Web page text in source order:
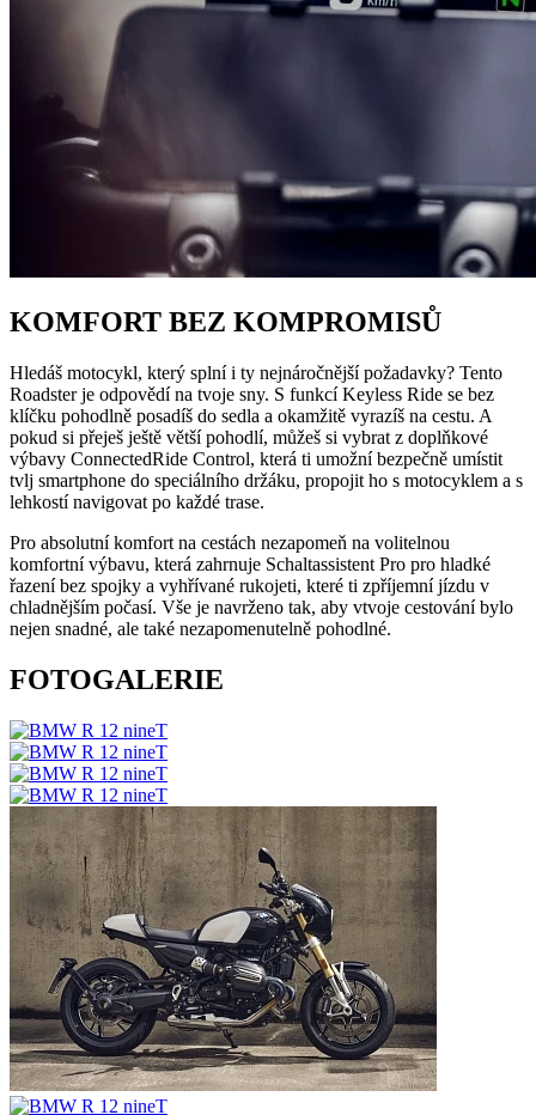
KOMFORT BEZ KOMPROMISŮ
Hledáš motocykl, který splní i ty nejnáročnější požadavky? Tento
Roadster je odpovědí na tvoje sny. S funkcí Keyless Ride se bez
klíčku pohodlně posadíš do sedla a okamžitě vyrazíš na cestu. A
pokud si přeješ ještě větší pohodlí, můžeš si vybrat z doplňkové
výbavy ConnectedRide Control, která ti umožní bezpečně umístit
tvlj smartphone do speciálního držáku, propojit ho s motocyklem a s
lehkostí navigovat po každé trase.
Pro absolutní komfort na cestách nezapomeň na volitelnou
komfortní výbavu, která zahrnuje Schaltassistent Pro pro hladké
řazení bez spojky a vyhřívané rukojeti, které ti zpříjemní jízdu v
chladnějším počasí. Vše je navrženo tak, aby vtvoje cestování bylo
nejen snadné, ale také nezapomenutelně pohodlné.
FOTOGALERIE